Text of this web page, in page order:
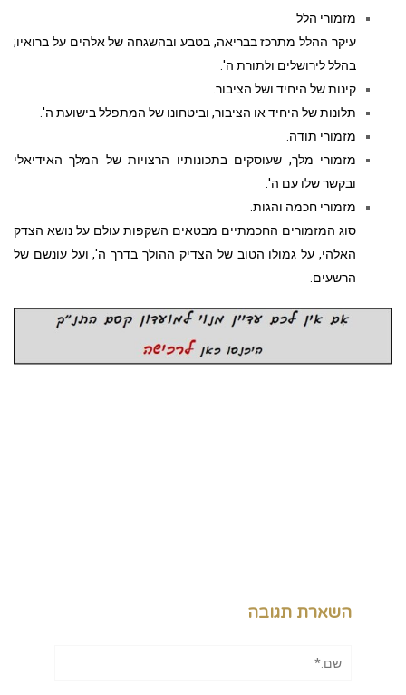
מזמורי הלל
עיקר ההלל מתרכז בבריאה, בטבע ובהשגחה של אלהים על ברואיו;
בהלל לירושלים ולתורת ה'.
קינות של היחיד ושל הציבור.
תלונות של היחיד או הציבור, וביטחונו של המתפלל בישועת ה'.
מזמורי תודה.
מזמורי מלך, שעוסקים בתכונותיו הרצויות של המלך האידיאלי
ובקשר שלו עם ה'.
מזמורי חכמה והגות.
סוג המזמורים החכמתיים מבטאים השקפות עולם על נושא הצדק
האלהי, על גמולו הטוב של הצדיק ההולך בדרך ה', ועל עונשם של
הרשעים.
השארת תגובה